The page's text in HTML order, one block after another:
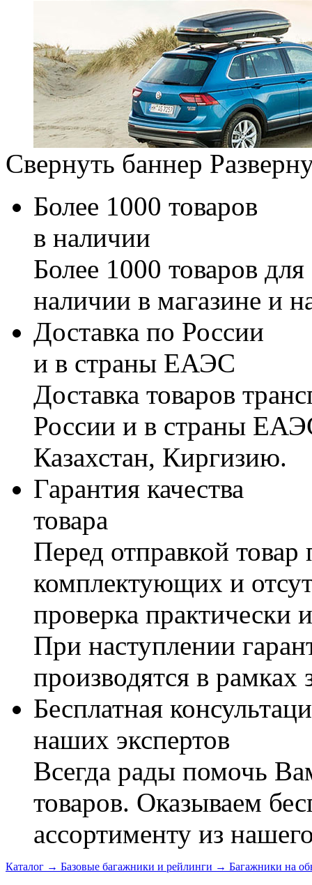
Свернуть баннер
Более 1000 товаров
в наличии
Более 1000 товаров
наличии в магазине и
Доставка по России
и в страны ЕАЭС
Доставка товаров
России и в страны
Казахстан, Киргизию.
Гарантия качества
товара
Перед отправкой товар
комплектующих и
проверка практически
При наступлении
производятся в рамках
Бесплатная
наших экспертов
Всегда рады помочь
товаров. Оказываем
ассортименту из
Каталог → Базовые багажники и рейлинги → Багажники на